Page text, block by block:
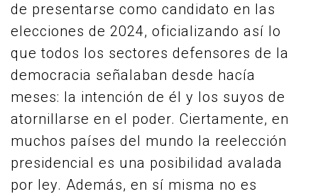
de presentarse como candidato en las
elecciones de 2024, oficializando así lo
que todos los sectores defensores de la
democracia señalaban desde hacía
meses: la intención de él y los suyos de
atornillarse en el poder. Ciertamente, en
muchos países del mundo la reelección
presidencial es una posibilidad avalada
por ley. Además, en sí misma no es